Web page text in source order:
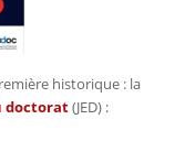
historique : la
doctorat(JED) :